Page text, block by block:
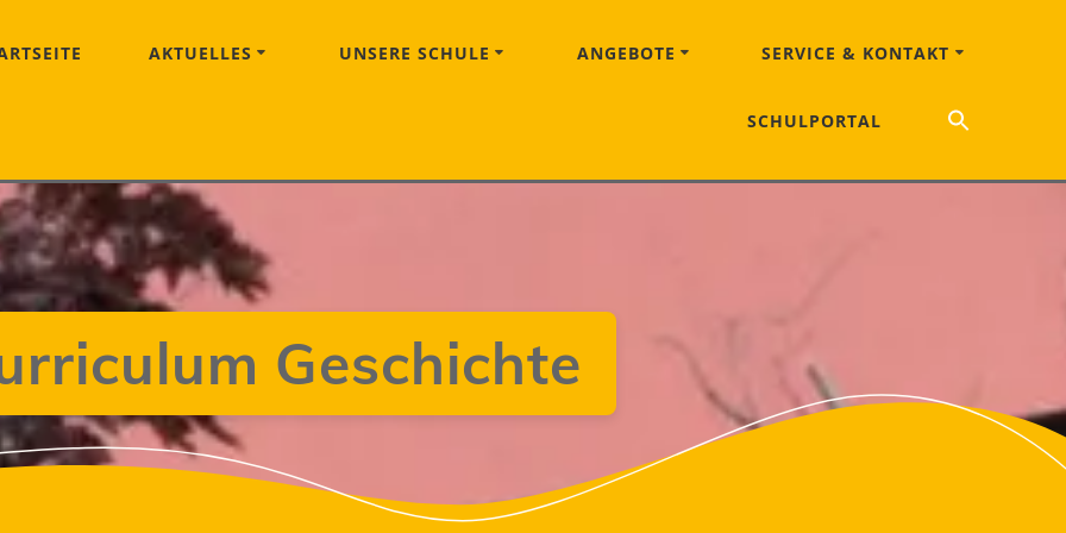
AKTUELLES UNSERE SCHULE ANGEBOTE SERVICE & KONTAKT
SCHULPORTAL
Geschichte